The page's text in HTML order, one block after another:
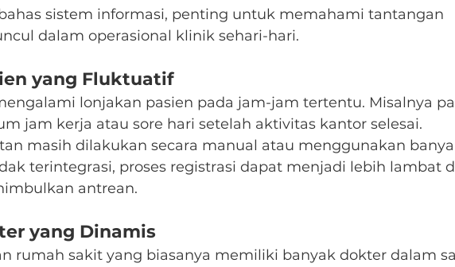
sistem informasi, penting untuk memahami tantangan
dalam operasional klinik sehari-hari.
yang Fluktuatif
lonjakan pasien pada jam-jam tertentu. Misalnya
jam kerja atau sore hari setelah aktivitas kantor selesai.
masih dilakukan secara manual atau menggunakan
terintegrasi, proses registrasi dapat menjadi lebih lambat
antrean.
yang Dinamis
rumah sakit yang biasanya memiliki banyak dokter dalam